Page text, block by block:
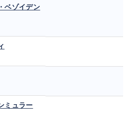
ベゾイデン
ミュラー